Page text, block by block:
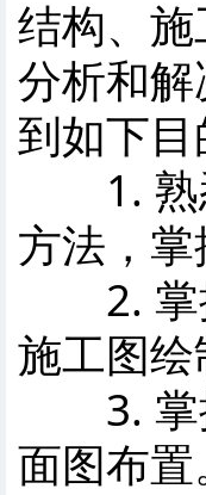
结构、
分析和
到如下目
1. 熟悉
方法，
2. 掌握
施工图绘
3. 掌握
面图布置